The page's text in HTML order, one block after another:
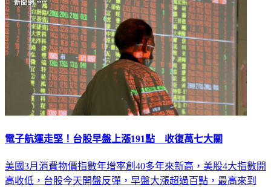
電子航運走堅！台股早盤上漲191點 收復萬七大關
美國3月消費物價指數年增率創40多年來新高，美股4大指數開
高收低，台股今天開盤反彈，早盤大漲超過百點，最高來到